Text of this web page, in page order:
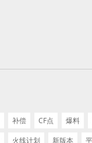
补偿 CF点 爆料
火线计划 新版本